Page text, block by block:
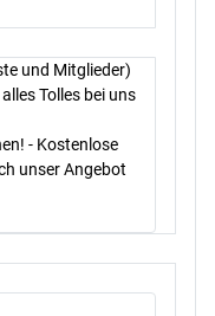
und Mitglieder)
Tolles bei uns
- Kostenlose
unser Angebot